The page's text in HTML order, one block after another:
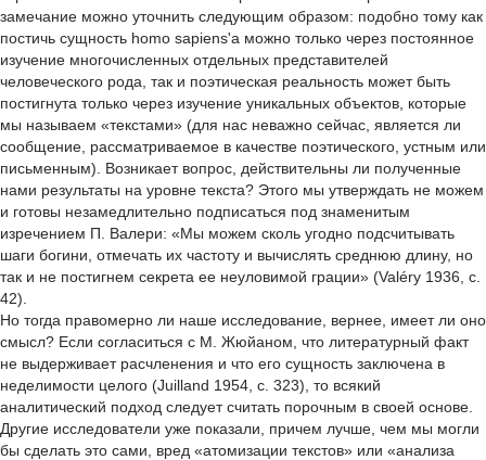
замечание можно уточнить следующим образом: подобно тому как
постичь сущность homo sapiens'a можно только через постоянное
изучение многочисленных отдельных представителей
человеческого рода, так и поэтическая реальность может быть
постигнута только через изучение уникальных объектов, которые
мы называем «текстами» (для нас неважно сейчас, является ли
сообщение, рассматриваемое в качестве поэтического, устным или
письменным). Возникает вопрос, действительны ли полученные
нами результаты на уровне текста? Этого мы утверждать не можем
и готовы незамедлительно подписаться под знаменитым
изречением П. Валери: «Мы можем сколь угодно подсчитывать
шаги богини, отмечать их частоту и вычислять среднюю длину, но
так и не постигнем секрета ее неуловимой грации» (Valéry 1936, с.
42).
Но тогда правомерно ли наше исследование, вернее, имеет ли оно
смысл? Если согласиться с М. Жюйаном, что литературный факт
не выдерживает расчленения и что его сущность заключена в
неделимости целого (Juilland 1954, с. 323), то всякий
аналитический подход следует считать порочным в своей основе.
Другие исследователи уже показали, причем лучше, чем мы могли
бы сделать это сами, вред «атомизации текстов» или «анализа